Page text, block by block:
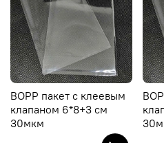
BOPP пакет с клеевым
клапаном 6*8+3 см
30мкм